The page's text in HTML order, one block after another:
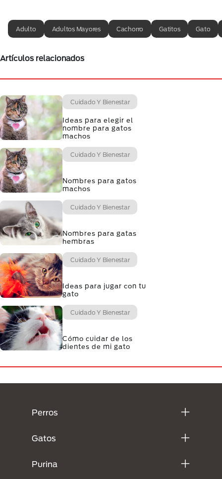
Adulto Adultos Mayores Cachorro Gatitos Gato
Artículos relacionados
Cuidado Y Bienestar
Ideas para elegir el
nombre para gatos
machos
Cuidado Y Bienestar
Nombres para gatos
machos
Cuidado Y Bienestar
Nombres para gatas
hembras
Cuidado Y Bienestar
Ideas para jugar con tu
gato
Cuidado Y Bienestar
Cómo cuidar de los
dientes de mi gato
Perros
Gatos
Purina